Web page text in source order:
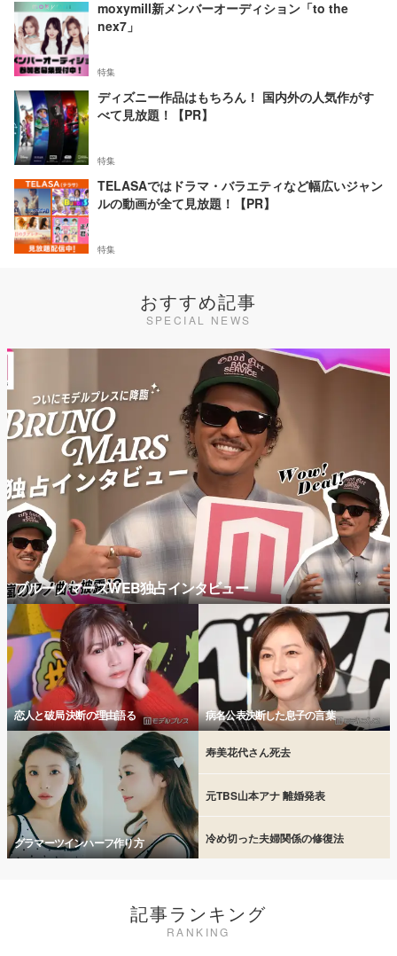
moxymill新メンバーオーディション「to the
nex7」
特集
ディズニー作品はもちろん！ 国内外の人気作がす
べて見放題！【PR】
特集
TELASAではドラマ・バラエティなど幅広いジャン
ルの動画が全て見放題！【PR】
特集
おすすめ記事
SPECIAL NEWS
ブルーノマーズWEB独占インタビュー
恋人と破局 決断の理由語る 病名公表決断した息子の言葉
グラマーツインハーフ作り方
寿美花代さん死去
元TBS山本アナ 離婚発表
冷め切った夫婦関係の修復法
記事ランキング
RANKING